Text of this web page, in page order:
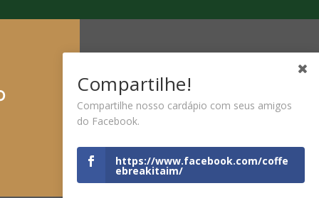
Compartilhe!
Compartilhe nosso cardápio com seus amigos
do Facebook.
https://www.facebook.com/coffe
ebreakitaim/